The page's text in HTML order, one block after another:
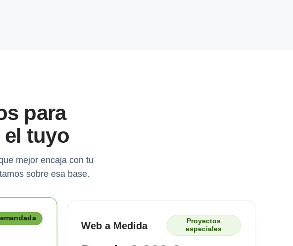
para
tuyo
mejor encaja con tu
sobre esa base.
Web a Medida
Proyectos
especiales